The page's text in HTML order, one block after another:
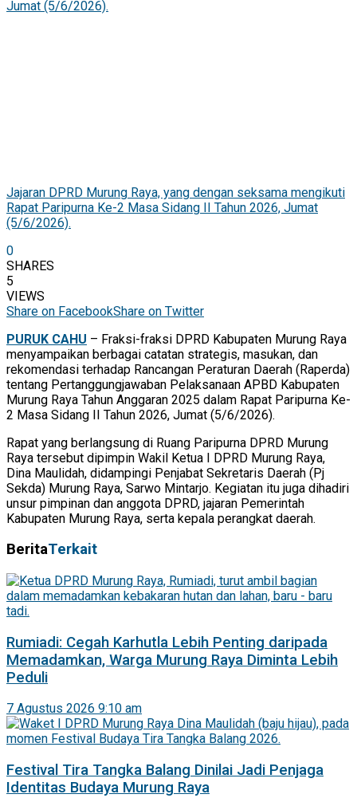
Jajaran DPRD Murung Raya, yang dengan seksama mengikuti
Rapat Paripurna Ke-2 Masa Sidang II Tahun 2026, Jumat
(5/6/2026).
0
SHARES
5
VIEWS
Share on FacebookShare on Twitter
PURUK CAHU – Fraksi-fraksi DPRD Kabupaten Murung Raya
menyampaikan berbagai catatan strategis, masukan, dan
rekomendasi terhadap Rancangan Peraturan Daerah (Raperda)
tentang Pertanggungjawaban Pelaksanaan APBD Kabupaten
Murung Raya Tahun Anggaran 2025 dalam Rapat Paripurna Ke-
2 Masa Sidang II Tahun 2026, Jumat (5/6/2026).
Rapat yang berlangsung di Ruang Paripurna DPRD Murung
Raya tersebut dipimpin Wakil Ketua I DPRD Murung Raya,
Dina Maulidah, didampingi Penjabat Sekretaris Daerah (Pj
Sekda) Murung Raya, Sarwo Mintarjo. Kegiatan itu juga dihadiri
unsur pimpinan dan anggota DPRD, jajaran Pemerintah
Kabupaten Murung Raya, serta kepala perangkat daerah.
BeritaTerkait
Rumiadi: Cegah Karhutla Lebih Penting daripada
Memadamkan, Warga Murung Raya Diminta Lebih
Peduli
7 Agustus 2026 9:10 am
Festival Tira Tangka Balang Dinilai Jadi Penjaga
Identitas Budaya Murung Raya